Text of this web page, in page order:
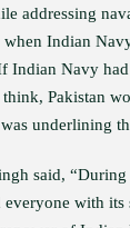
addressing
when Indian
Indian Navy
think, Pakistan
underlining
said,
everyone with